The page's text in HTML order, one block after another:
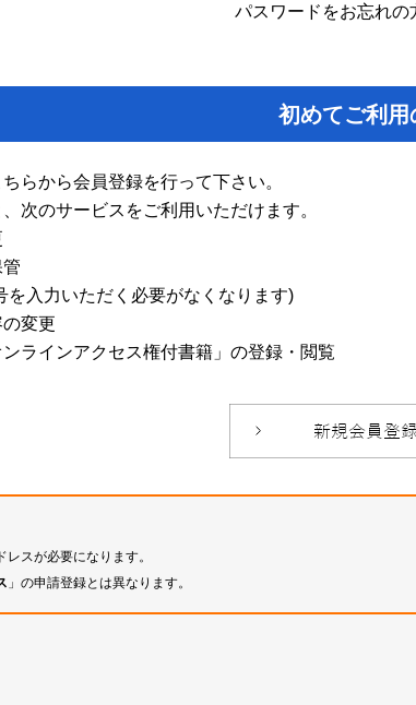
パスワードをお忘れの
初めてご利用
らから会員登録を行って下さい。
次のサービスをご利用いただけます。
入力いただく必要がなくなります)
変更
ラインアクセス権付書籍」の登録・閲覧
スが必要になります。
」の申請登録とは異なります。